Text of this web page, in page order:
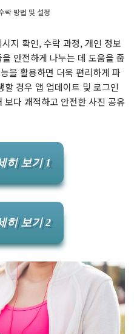
락 방법 및 설정
지 확인, 수락 과정, 개인 정보
안전하게 나누는 데 도움을 줍
을 활용하면 더욱 편리하게 파
경우 앱 업데이트 및 로그인
보다 쾌적하고 안전한 사진 공유
히 보기 1
히 보기 2